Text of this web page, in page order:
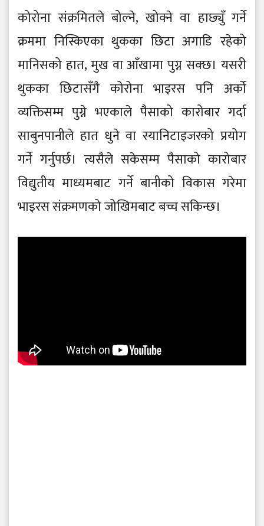
कोरोना संक्रमितले बोल्ने, खोक्ने वा हाछ्युँ गर्ने
क्रममा निस्किएका थुकका छिटा अगाडि रहेको
मानिसको हात, मुख वा आँखामा पुग्न सक्छ। यसरी
थुकका छिटासँगै कोरोना भाइरस पनि अर्को
व्यक्तिसम्म पुग्ने भएकाले पैसाको कारोबार गर्दा
साबुनपानीले हात धुने वा स्यानिटाइजरको प्रयोग
गर्ने गर्नुपर्छ। त्यसैले सकेसम्म पैसाको कारोबार
विद्युतीय माध्यमबाट गर्ने बानीको विकास गरेमा
भाइरस संक्रमणको जोखिमबाट बच्च सकिन्छ।